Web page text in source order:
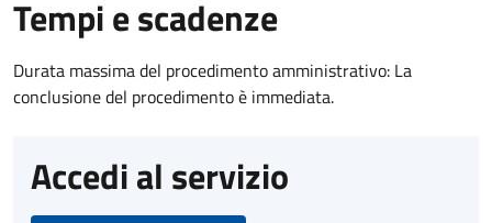
Tempi e scadenze
Durata massima del procedimento amministrativo: La
conclusione del procedimento è immediata.
Accedi al servizio